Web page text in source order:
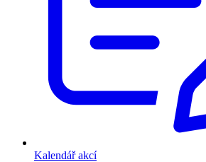
Kalendář akcí